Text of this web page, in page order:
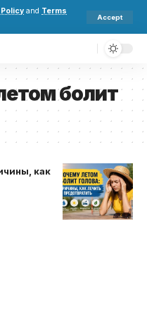
and Terms
Accept
болит
как